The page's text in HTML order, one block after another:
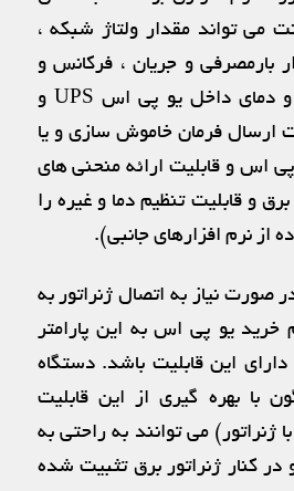
می تواند مقدار ولتاژ شبکه ،
بارمصرفی و جریان ، فرکانس و
میزان شارژ باتریها و دمای داخل یو پی اس UPS و
ارسال فرمان خاموش سازی و یا
اس و قابلیت ارائه منحنی های
و قابلیت تنظیم دما و غیره را
از نرم افزارهای جانبی).
صورت نیاز به اتصال ژنراتور به
خرید یو پی اس به این پارامتر
این قابلیت باشد. دستگاه
با بهره گیری از این قابلیت
می توانند به راحتی به
کنار ژنراتور برق تثبیت شده